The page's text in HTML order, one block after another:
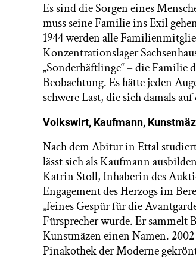
Es sind die Sorgen eines
muss seine Familie ins Exil
1944 werden alle
Konzentrationslager
„Sonderhäftlinge“ – die Familie
Beobachtung. Es hätte jeden
schwere Last, die sich damals
Volkswirt, Kaufmann,
Nach dem Abitur in Ettal
lässt sich als Kaufmann
Katrin Stoll, Inhaberin des
Engagement des Herzogs im
„feines Gespür für die
Fürsprecher wurde. Er sammelt
Kunstmäzen einen Namen.
Pinakothek der Moderne